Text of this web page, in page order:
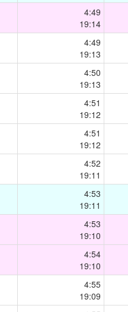
4:49
19:14
4:49
19:13
4:50
19:13
4:51
19:12
4:51
19:12
4:52
19:11
4:53
19:11
4:53
19:10
4:54
19:10
4:55
19:09